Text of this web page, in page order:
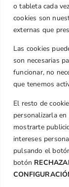
o tableta cada
cookies son
externas que
Las cookies
son necesarias
funcionar, no
que tenemos
El resto de
personalizarla
mostrarte
intereses
pulsando el
botón
Centre de
Caballero,